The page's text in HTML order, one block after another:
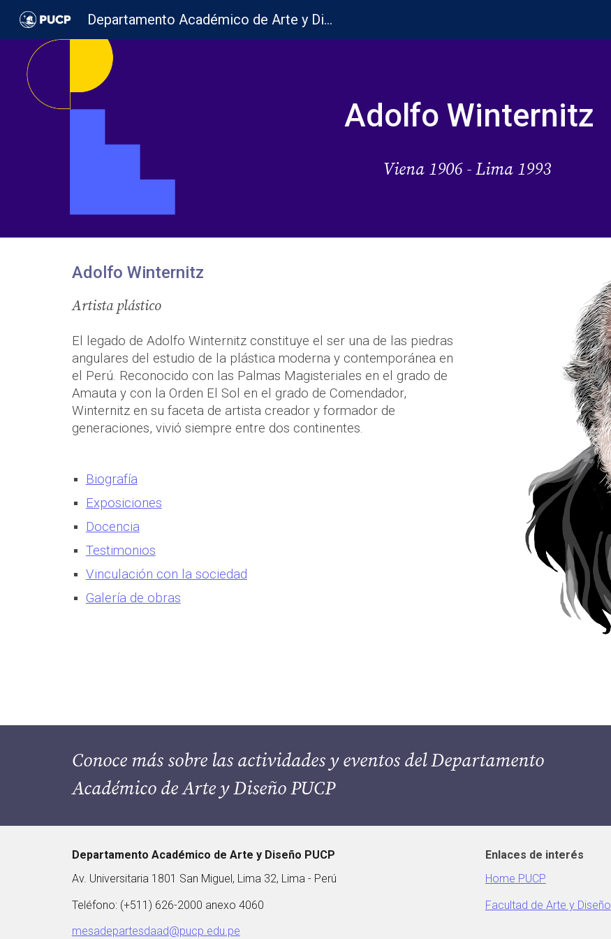
Skip to main content
Departamento Académico de Arte y Diseño PUCP
Adolfo Winternitz
Viena 1906 - Lima 1993
Adolfo Winternitz
Artista plástico
El legado de Adolfo Winternitz constituye el ser una de las piedras
angulares del estudio de la plástica moderna y contemporánea en
el Perú. Reconocido con las Palmas Magisteriales en el grado de
Amauta y con la Orden El Sol en el grado de Comendador,
Winternitz en su faceta de artista creador y formador de
generaciones, vivió siempre entre dos continentes.
Biografía
Exposiciones
Docencia
Testimonios
Vinculación con la sociedad
Galería de obras
Conoce más sobre las actividades y eventos del Departamento
Académico de Arte y Diseño PUCP
Departamento Académico de Arte y Diseño PUCP
Av. Universitaria 1801 San Miguel, Lima 32, Lima - Perú
Teléfono: (+511) 626-2000 anexo 4060
mesadepartesdaad@pucp.edu.pe
Enlaces de interés
Home PUCP
Facultad de Arte y Diseño